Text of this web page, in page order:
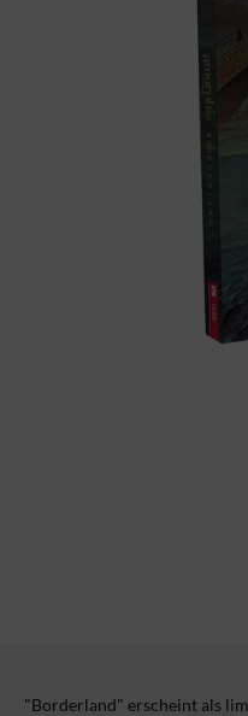
"Borderland" erscheint als